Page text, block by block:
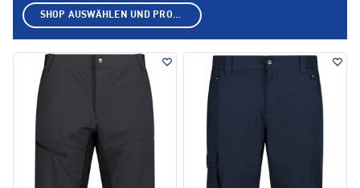
SHOP AUSWÄHLEN UND PRODUKTE ANZEIGEN